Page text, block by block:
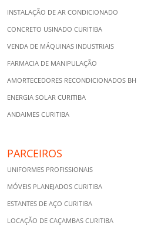
INSTALAÇÃO DE AR CONDICIONADO
CONCRETO USINADO CURITIBA
VENDA DE MÁQUINAS INDUSTRIAIS
FARMACIA DE MANIPULAÇÃO
AMORTECEDORES RECONDICIONADOS BH
ENERGIA SOLAR CURITIBA
ANDAIMES CURITIBA
PARCEIROS
UNIFORMES PROFISSIONAIS
MÓVEIS PLANEJADOS CURITIBA
ESTANTES DE AÇO CURITIBA
LOCAÇÃO DE CAÇAMBAS CURITIBA